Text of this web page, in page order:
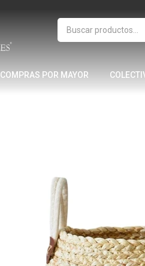
COMPRAS POR MAYOR